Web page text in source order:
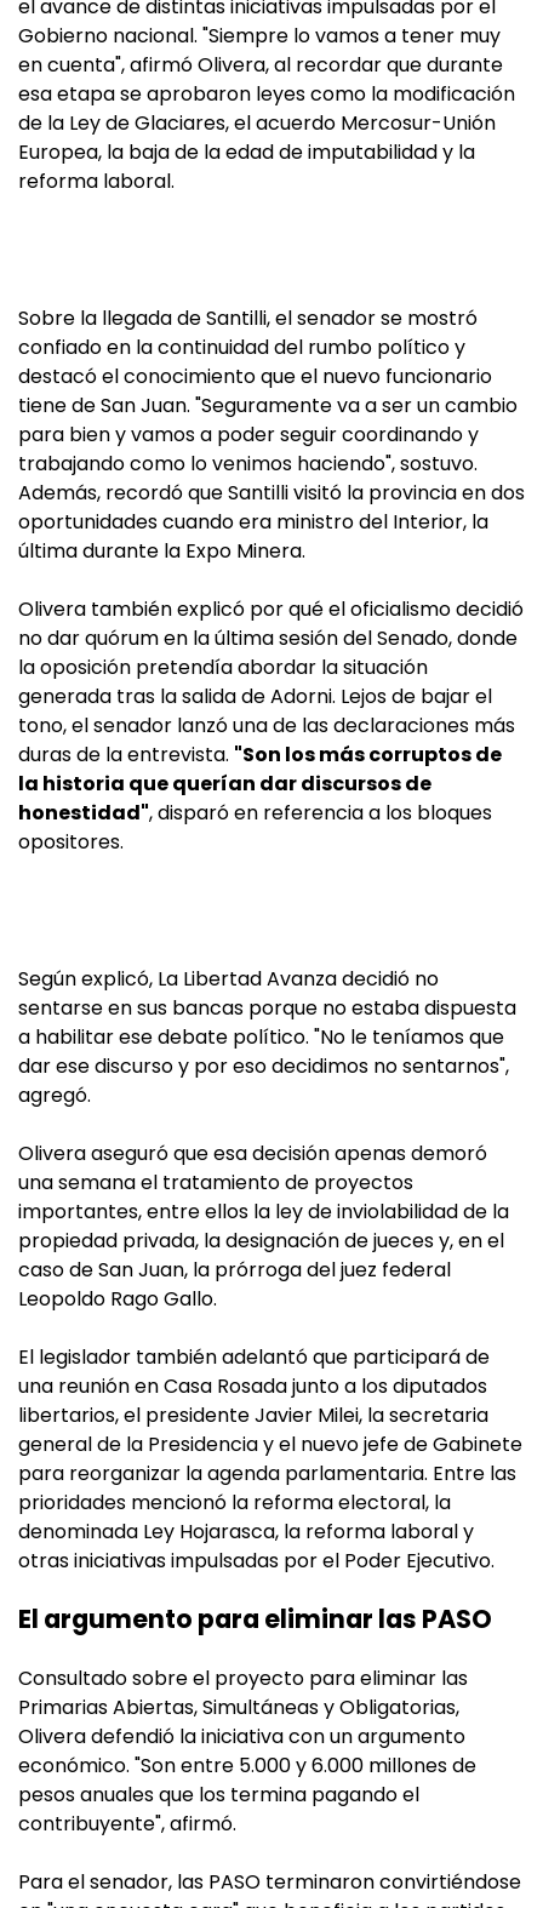
el avance de distintas iniciativas impulsadas por el
Gobierno nacional. "Siempre lo vamos a tener muy
en cuenta", afirmó Olivera, al recordar que durante
esa etapa se aprobaron leyes como la modificación
de la Ley de Glaciares, el acuerdo Mercosur-Unión
Europea, la baja de la edad de imputabilidad y la
reforma laboral.
Sobre la llegada de Santilli, el senador se mostró
confiado en la continuidad del rumbo político y
destacó el conocimiento que el nuevo funcionario
tiene de San Juan. "Seguramente va a ser un cambio
para bien y vamos a poder seguir coordinando y
trabajando como lo venimos haciendo", sostuvo.
Además, recordó que Santilli visitó la provincia en dos
oportunidades cuando era ministro del Interior, la
última durante la Expo Minera.
Olivera también explicó por qué el oficialismo decidió
no dar quórum en la última sesión del Senado, donde
la oposición pretendía abordar la situación
generada tras la salida de Adorni. Lejos de bajar el
tono, el senador lanzó una de las declaraciones más
duras de la entrevista. "Son los más corruptos de
la historia que querían dar discursos de
honestidad", disparó en referencia a los bloques
opositores.
Según explicó, La Libertad Avanza decidió no
sentarse en sus bancas porque no estaba dispuesta
a habilitar ese debate político. "No le teníamos que
dar ese discurso y por eso decidimos no sentarnos",
agregó.
Olivera aseguró que esa decisión apenas demoró
una semana el tratamiento de proyectos
importantes, entre ellos la ley de inviolabilidad de la
propiedad privada, la designación de jueces y, en el
caso de San Juan, la prórroga del juez federal
Leopoldo Rago Gallo.
El legislador también adelantó que participará de
una reunión en Casa Rosada junto a los diputados
libertarios, el presidente Javier Milei, la secretaria
general de la Presidencia y el nuevo jefe de Gabinete
para reorganizar la agenda parlamentaria. Entre las
prioridades mencionó la reforma electoral, la
denominada Ley Hojarasca, la reforma laboral y
otras iniciativas impulsadas por el Poder Ejecutivo.
El argumento para eliminar las PASO
Consultado sobre el proyecto para eliminar las
Primarias Abiertas, Simultáneas y Obligatorias,
Olivera defendió la iniciativa con un argumento
económico. "Son entre 5.000 y 6.000 millones de
pesos anuales que los termina pagando el
contribuyente", afirmó.
Para el senador, las PASO terminaron convirtiéndose